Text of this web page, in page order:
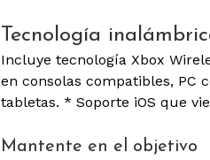
Tecnología
Incluye tecnología Xbox
en consolas compatibles, PC
tabletas. * Soporte iOS que
Mantente en el objetivo